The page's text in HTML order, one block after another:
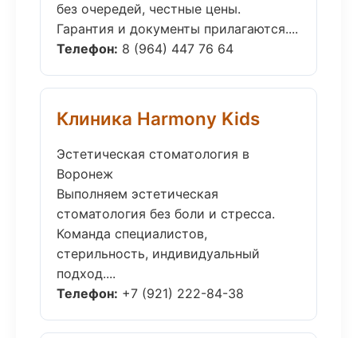
без очередей, честные цены.
Гарантия и документы прилагаются....
Телефон: 8 (964) 447 76 64
Клиника Harmony Kids
Эстетическая стоматология в
Воронеж
Выполняем эстетическая
стоматология без боли и стресса.
Команда специалистов,
стерильность, индивидуальный
подход....
Телефон: +7 (921) 222-84-38